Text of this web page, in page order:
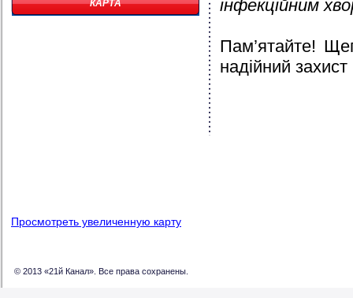
КАРТА
Просмотреть увеличенную карту
інфекційним
Пам’ятайте!
надійний
© 2013 «21й Канал». Все права сохранены.